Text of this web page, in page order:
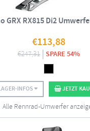
GRX RX815 Di2
€113,88
€247,31 SPARE 54%
INFOS JETZT
Alle Rennrad-Umwerfer